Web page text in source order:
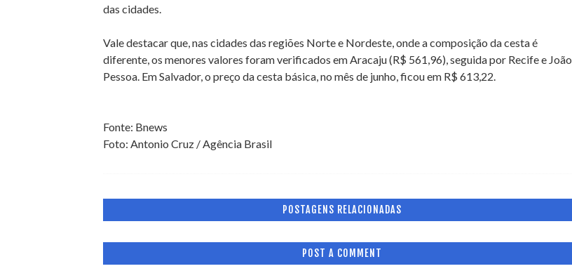
das cidades.
Vale destacar que, nas cidades das regiões Norte e Nordeste, onde a composição da cesta é
diferente, os menores valores foram verificados em Aracaju (R$ 561,96), seguida por Recife e João
Pessoa. Em Salvador, o preço da cesta básica, no mês de junho, ficou em R$ 613,22.
Fonte: Bnews
Foto: Antonio Cruz / Agência Brasil
POSTAGENS RELACIONADAS
POST A COMMENT